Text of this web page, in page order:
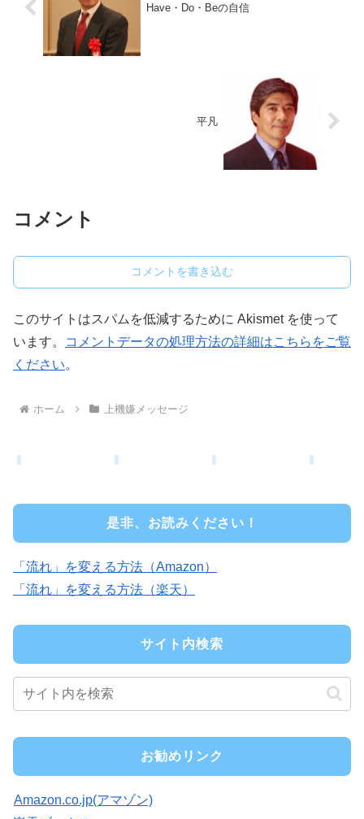
Have・Do・Beの自信
平凡
コメント
コメントを書き込む
このサイトはスパムを低減するために Akismet を使って
います。
コメントデータの処理方法の詳細はこちらをご覧
ください。
ホーム 上機嫌メッセージ
是非、お読みください！
「流れ」を変える方法（Amazon）
「流れ」を変える方法（楽天）
サイト内検索
お勧めリンク
Amazon.co.jp(アマゾン)